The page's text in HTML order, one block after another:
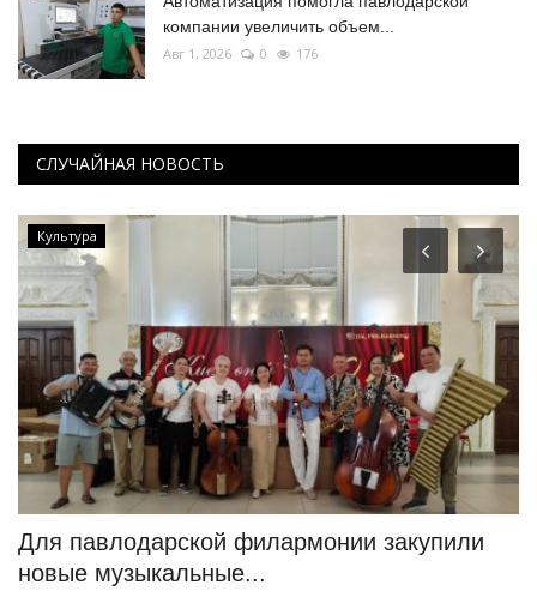
компании увеличить объем...
Авг 1, 2026 0 176
СЛУЧАЙНАЯ НОВОСТЬ
Культура
Для павлодарской филармонии закупили
новые музыкальные...